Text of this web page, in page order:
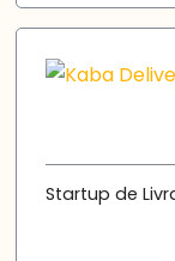
Startup de